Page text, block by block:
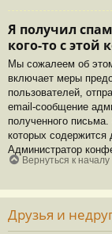
Я получил
кого-то с этой
Мы сожалеем об
включает меры
пользователей,
email-сообщение
полученного
которых содержится
Администратор
Вернуться к началу
Друзья и